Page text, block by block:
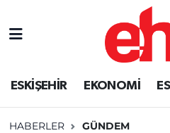
ESKİŞEHİR EKONOMİ
HABERLER GÜNDEM